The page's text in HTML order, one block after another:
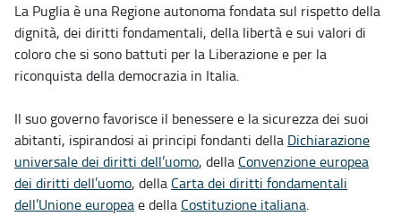
La Puglia è una Regione autonoma fondata sul rispetto della
dignità, dei diritti fondamentali, della libertà e sui valori di
coloro che si sono battuti per la Liberazione e per la
riconquista della democrazia in Italia.
Il suo governo favorisce il benessere e la sicurezza dei suoi
abitanti, ispirandosi ai principi fondanti della Dichiarazione
universale dei diritti dell’uomo, della Convenzione europea
dei diritti dell’uomo, della Carta dei diritti fondamentali
dell’Unione europeae della Costituzione italiana.